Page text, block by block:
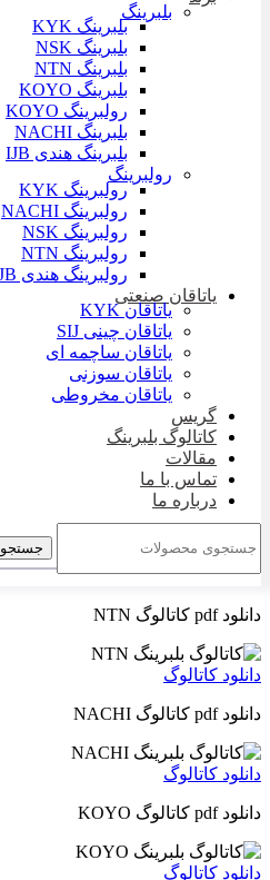
بلبرینگ
بلبرینگ KYK
بلبرینگ NSK
بلبرینگ NTN
بلبرینگ KOYO
رولبرینگ KOYO
بلبرینگ NACHI
بلبرینگ هندی IJB
رولبرینگ
رولبرینگ KYK
رولبرینگ NACHI
رولبرینگ NSK
رولبرینگ NTN
رولبرینگ هندی IJB
یاتاقان صنعتی
یاتاقان KYK
یاتاقان چینی SIJ
یاتاقان ساچمه ای
یاتاقان سوزنی
یاتاقان مخروطی
گریس
کاتالوگ بلبرینگ
مقالات
تماس با ما
درباره ما
جستجو
دانلود pdf کاتالوگ NTN
دانلود کاتالوگ
دانلود pdf کاتالوگ NACHI
دانلود کاتالوگ
دانلود pdf کاتالوگ KOYO
دانلود کاتالوگ